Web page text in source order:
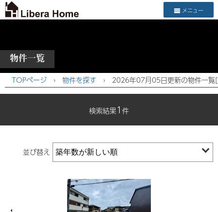
メニュー
物件一覧
TOPページ › 物件を探す › 2026年07月05日更新の物件一覧
検索結果1 件
並び替え